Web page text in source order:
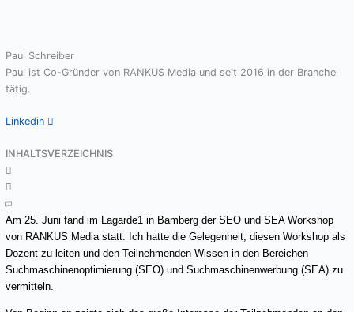
Paul Schreiber
Paul ist Co-Gründer von RANKUS Media und seit 2016 in der Branche
tätig.
Linkedin
INHALTSVERZEICHNIS
Am 25. Juni fand im Lagarde1 in Bamberg der SEO und SEA Workshop
von RANKUS Media statt. Ich hatte die Gelegenheit, diesen Workshop als
Dozent zu leiten und den Teilnehmenden Wissen in den Bereichen
Suchmaschinenoptimierung (SEO) und Suchmaschinenwerbung (SEA) zu
vermitteln.